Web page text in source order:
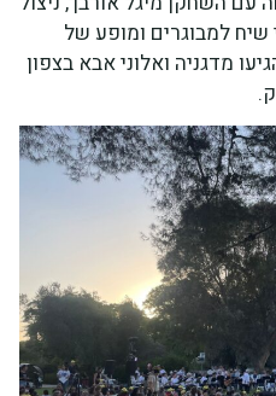
שיח למבוגרים ומופע של
מדגניה ואלוני אבא בצפון